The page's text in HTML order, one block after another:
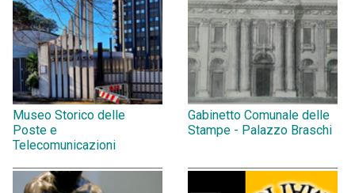
Museo Storico delle
Poste e
Telecomunicazioni
Gabinetto Comunale delle
Stampe - Palazzo Braschi